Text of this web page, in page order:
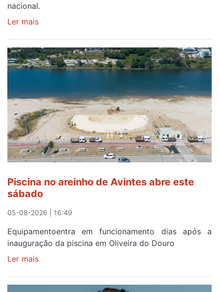
nacional.
Ler mais
para
observar
eclipse
solar
esgotam
em
menos
de
24
após
campanha
reforço
Piscina no areinho de Avintes abre este
sábado
05-08-2026 | 16:49
Equipamentoentra em funcionamento dias após a
inauguração da piscina em Oliveira do Douro
Ler mais
no